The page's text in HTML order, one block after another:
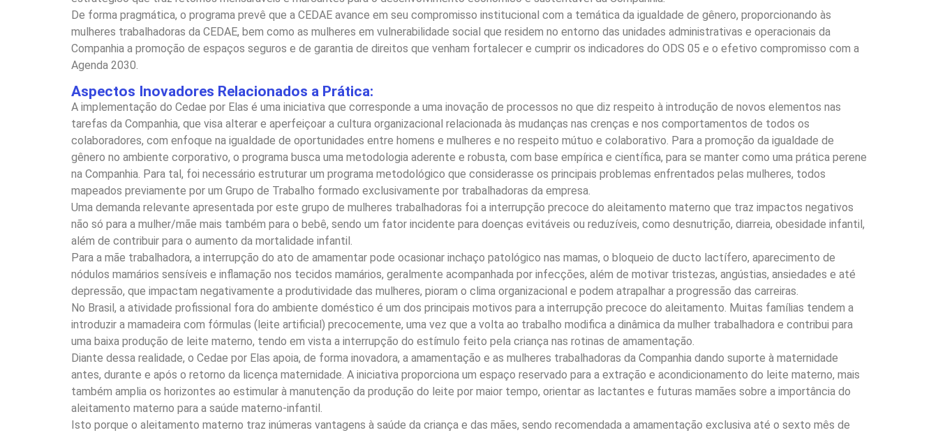
De forma pragmática, o programa prevê que a CEDAE avance em seu compromisso institucional com a temática da igualdade de gênero, proporcionando às
mulheres trabalhadoras da CEDAE, bem como as mulheres em vulnerabilidade social que residem no entorno das unidades administrativas e operacionais da
Companhia a promoção de espaços seguros e de garantia de direitos que venham fortalecer e cumprir os indicadores do ODS 05 e o efetivo compromisso com a
Agenda 2030.
Aspectos Inovadores Relacionados a Prática:
A implementação do Cedae por Elas é uma iniciativa que corresponde a uma inovação de processos no que diz respeito à introdução de novos elementos nas
tarefas da Companhia, que visa alterar e aperfeiçoar a cultura organizacional relacionada às mudanças nas crenças e nos comportamentos de todos os
colaboradores, com enfoque na igualdade de oportunidades entre homens e mulheres e no respeito mútuo e colaborativo. Para a promoção da igualdade de
gênero no ambiente corporativo, o programa busca uma metodologia aderente e robusta, com base empírica e científica, para se manter como uma prática perene
na Companhia. Para tal, foi necessário estruturar um programa metodológico que considerasse os principais problemas enfrentados pelas mulheres, todos
mapeados previamente por um Grupo de Trabalho formado exclusivamente por trabalhadoras da empresa.
Uma demanda relevante apresentada por este grupo de mulheres trabalhadoras foi a interrupção precoce do aleitamento materno que traz impactos negativos
não só para a mulher/mãe mais também para o bebê, sendo um fator incidente para doenças evitáveis ou reduzíveis, como desnutrição, diarreia, obesidade infantil,
além de contribuir para o aumento da mortalidade infantil.
Para a mãe trabalhadora, a interrupção do ato de amamentar pode ocasionar inchaço patológico nas mamas, o bloqueio de ducto lactífero, aparecimento de
nódulos mamários sensíveis e inflamação nos tecidos mamários, geralmente acompanhada por infecções, além de motivar tristezas, angústias, ansiedades e até
depressão, que impactam negativamente a produtividade das mulheres, pioram o clima organizacional e podem atrapalhar a progressão das carreiras.
No Brasil, a atividade profissional fora do ambiente doméstico é um dos principais motivos para a interrupção precoce do aleitamento. Muitas famílias tendem a
introduzir a mamadeira com fórmulas (leite artificial) precocemente, uma vez que a volta ao trabalho modifica a dinâmica da mulher trabalhadora e contribui para
uma baixa produção de leite materno, tendo em vista a interrupção do estímulo feito pela criança nas rotinas de amamentação.
Diante dessa realidade, o Cedae por Elas apoia, de forma inovadora, a amamentação e as mulheres trabalhadoras da Companhia dando suporte à maternidade
antes, durante e após o retorno da licença maternidade. A iniciativa proporciona um espaço reservado para a extração e acondicionamento do leite materno, mais
também amplia os horizontes ao estimular à manutenção da produção do leite por maior tempo, orientar as lactantes e futuras mamães sobre a importância do
aleitamento materno para a saúde materno-infantil.
Isto porque o aleitamento materno traz inúmeras vantagens à saúde da criança e das mães, sendo recomendada a amamentação exclusiva até o sexto mês de